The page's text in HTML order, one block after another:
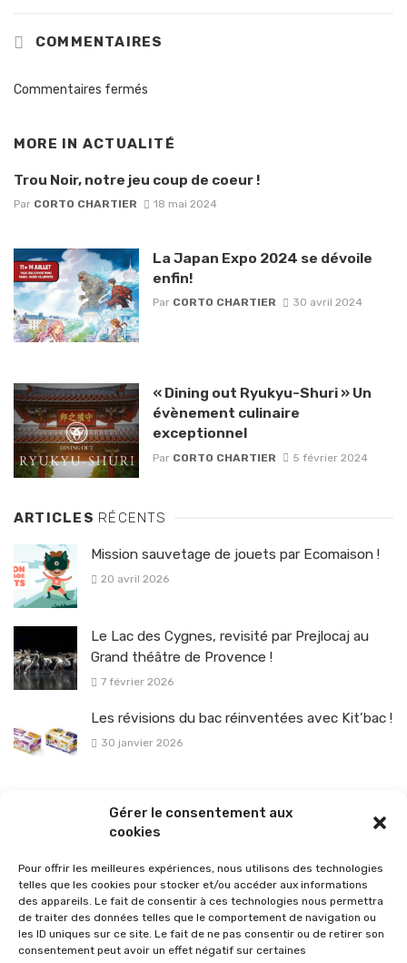
Gérer le consentement aux
cookies
Pour offrir les meilleures expériences, nous utilisons des technologies
telles que les cookies pour stocker et/ou accéder aux informations
des appareils. Le fait de consentir à ces technologies nous permettra
de traiter des données telles que le comportement de navigation ou
les ID uniques sur ce site. Le fait de ne pas consentir ou de retirer son
consentement peut avoir un effet négatif sur certaines
COMMENTAIRES
Commentaires fermés
MORE IN ACTUALITÉ
Trou Noir, notre jeu coup de coeur !
Par CORTO CHARTIER 18 mai 2024
La Japan Expo 2024 se dévoile
enfin!
Par CORTO CHARTIER 30 avril 2024
« Dining out Ryukyu-Shuri » Un
évènement culinaire
exceptionnel
Par CORTO CHARTIER 5 février 2024
ARTICLES RÉCENTS
Mission sauvetage de jouets par Ecomaison !
20 avril 2026
Le Lac des Cygnes, revisité par Prejlocaj au
Grand théâtre de Provence !
7 février 2026
Les révisions du bac réinventées avec Kit’bac !
30 janvier 2026